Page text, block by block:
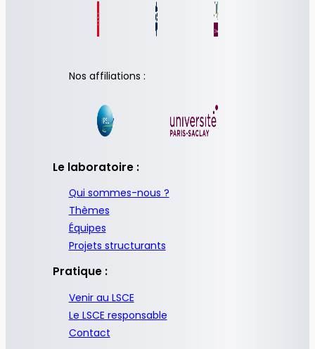
Nos affiliations :
Le laboratoire :
Qui sommes-nous ?
Thèmes
Équipes
Projets structurants
Pratique :
Venir au LSCE
Le LSCE responsable
Contact